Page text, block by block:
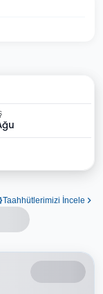
Taahhütlerimizi İncele